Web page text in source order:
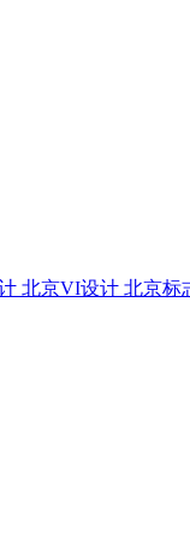
北京VI设计 北京标